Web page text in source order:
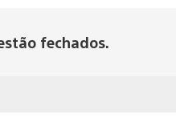
fechados.